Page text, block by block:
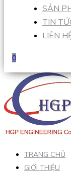
SẢN
TIN
LIÊN
0
TRANG CHỦ
GIỚI THIỆU